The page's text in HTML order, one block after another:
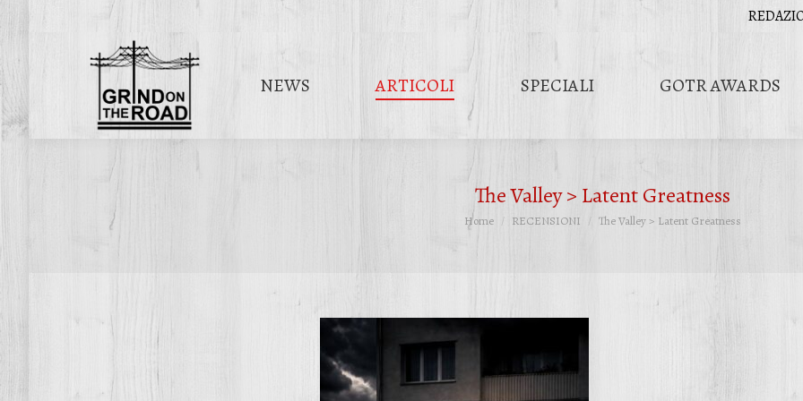
NEWS ARTICOLI SPECIALI GOTR AWARDS
The Valley > Latent Greatness
Tu sei qui:
Home RECENSIONI The Valley > Latent Greatness